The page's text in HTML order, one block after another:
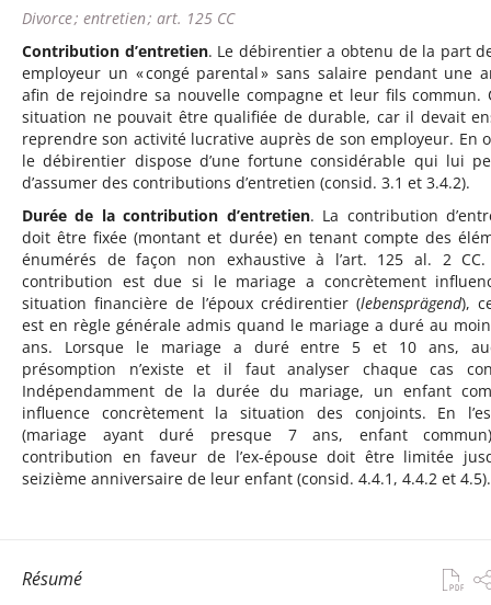
Divorce ; entretien ; art. 125 CC
Contribution d’entretien. Le débirentier a obtenu de la part
employeur un « congé parental » sans salaire pendant une
afin de rejoindre sa nouvelle compagne et leur fils commun.
situation ne pouvait être qualifiée de durable, car il devait
reprendre son activité lucrative auprès de son employeur. En
le débirentier dispose d’une fortune considérable qui lui
d’assumer des contributions d’entretien (consid. 3.1 et 3.4.2).
Durée de la contribution d’entretien. La contribution
doit être fixée (montant et durée) en tenant compte des
énumérés de façon non exhaustive à l’art. 125 al. 2 CC.
contribution est due si le mariage a concrètement
situation financière de l’époux crédirentier (lebensprägend),
est en règle générale admis quand le mariage a duré au
ans. Lorsque le mariage a duré entre 5 et 10 ans,
présomption n’existe et il faut analyser chaque cas
Indépendamment de la durée du mariage, un enfant
influence concrètement la situation des conjoints. En
(mariage ayant duré presque 7 ans, enfant
contribution en faveur de l’ex-épouse doit être limitée
seizième anniversaire de leur enfant (consid. 4.4.1, 4.4.2 et 4.5).
Résumé